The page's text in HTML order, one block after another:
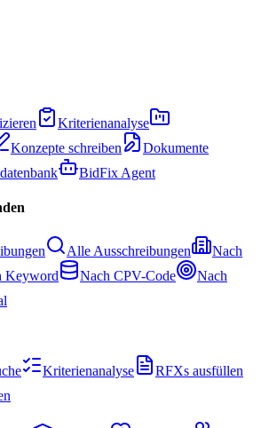
Kriterienanalyse
Konzepte schreiben
Dokumente
BidFix Agent
Alle Ausschreibungen
Nach
Keyword Nach CPV-Code
Nach
Kriterienanalyse
RFXs ausfüllen